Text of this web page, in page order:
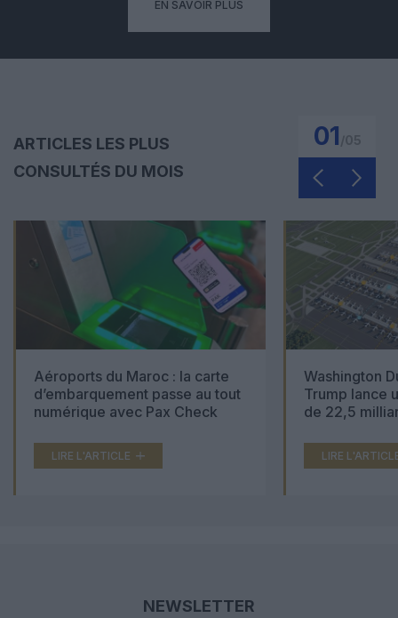
EN SAVOIR PLUS
ARTICLES LES PLUS
CONSULTÉS DU MOIS
01
Aéroports du Maroc : la carte
d’embarquement passe au tout
numérique avec Pax Check
LIRE L'ARTICLE
Washington
Trump lance
de 22,5
LIRE
NEWSLETTER